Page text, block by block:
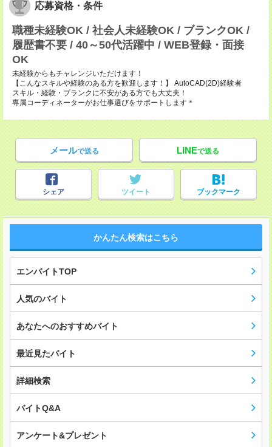
応募資格・条件
職種未経験OK / 社会人未経験OK / ブランクOK /
履歴書不要 / 40～50代活躍中 / WEB登録・面接
OK
未経験からもチャレンジいただけます！
【こんなスキルや経験のある方を歓迎します！】 AutoCAD(2D)経験者
スキル・経験・ブランクに不安がある方でも大丈夫！
専属コーディネーターがお仕事選びをサポートします＊
メールで送る LINEで送る
シェア ツイート ブックマーク
かんたん検索はこちら
エンバイトTOP
人気のバイト
あなたへのおすすめバイト
最近見たバイト
詳細検索
バイトQ&A
アンケート&プレゼント